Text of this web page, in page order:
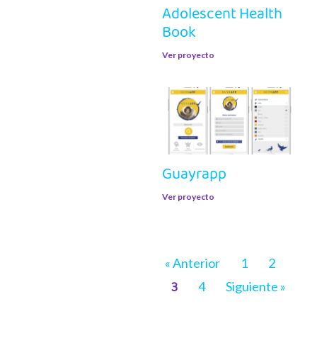
Adolescent Health
Book
Ver proyecto
Guayrapp
Ver proyecto
« Anterior 1 2
3 4 Siguiente »